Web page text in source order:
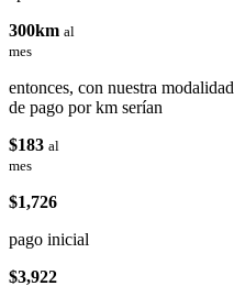
300km al
mes
entonces, con nuestra modalidad
de pago por km serían
$183 al
mes
$1,726
pago inicial
$3,922